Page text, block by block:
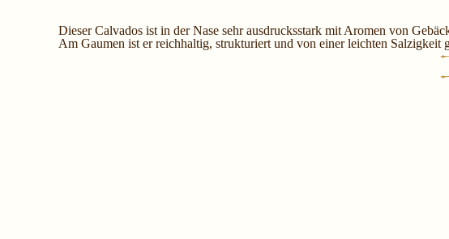
Dieser Calvados ist in der Nase sehr ausdrucksstark mit Aromen von
Am Gaumen ist er reichhaltig, strukturiert und von einer leichten Salzigkeit